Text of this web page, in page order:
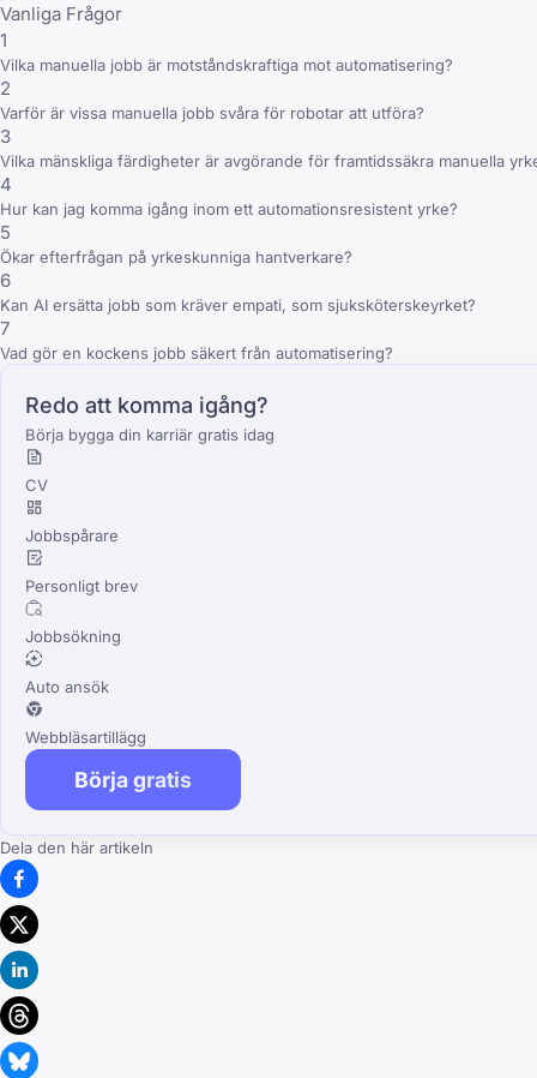
Vanliga Frågor
1
Vilka manuella jobb är motståndskraftiga mot automatisering?
2
Varför är vissa manuella jobb svåra för robotar att utföra?
3
Vilka mänskliga färdigheter är avgörande för framtidssäkra manuella
4
Hur kan jag komma igång inom ett automationsresistent yrke?
5
Ökar efterfrågan på yrkeskunniga hantverkare?
6
Kan AI ersätta jobb som kräver empati, som sjuksköterskeyrket?
7
Vad gör en kockens jobb säkert från automatisering?
Redo att komma igång?
Börja bygga din karriär gratis idag
CV
Jobbspårare
Personligt brev
Jobbsökning
Auto ansök
Webbläsartillägg
Börja gratis
Dela den här artikeln